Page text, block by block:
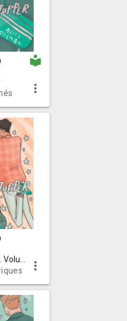
local_library
more_vert
more_vert